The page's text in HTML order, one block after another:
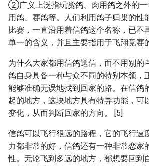
②广义上泛指玩赏鸽、肉用鸽之外的一
用鸽、赛鸽等。人们利用鸽子归巢的性
比赛，一直沿用着信鸽这个名称，已不
单一的含义，并且主要指用于飞翔竞赛
为什么大家都用信鸽送信，而不用别的
鸽自身具备一种与众不同的特别本领，
能够准确无误地找到回家的路。在信鸽
起的地方，这块地方具有特异功能，可
变化，从而判断回家的方向。 [5]
信鸽可以飞行很远的路程，它的飞行速
力都非常的好，信鸽还有一种非常恋家
性。无论飞到多远的地方，都想要回到